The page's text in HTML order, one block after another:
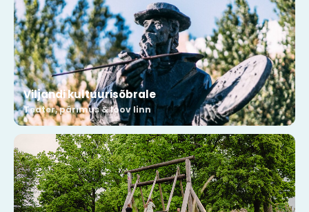
Viljandi kultuurisõbrale
Teater, pärimus & loov linn